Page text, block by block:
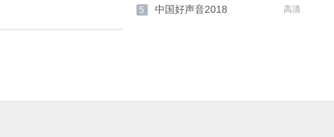
5 高清
中国好声音2018